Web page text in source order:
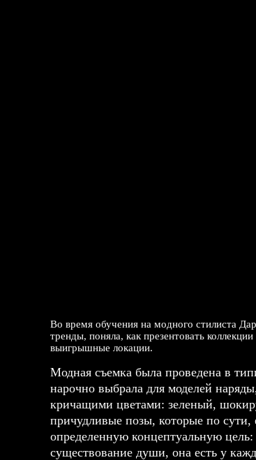
Во время обучения на модного стилиста
тренды, поняла, как презентовать
выигрышные локации.
Модная съемка была проведена в
нарочно выбрала для моделей
кричащими цветами: зеленый,
причудливые позы, которые по
определенную концептуальную
существование души, она есть у